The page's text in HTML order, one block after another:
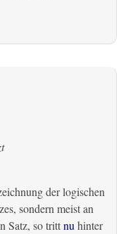
der logischen
sondern meist an
Satz, so trittnu hinter